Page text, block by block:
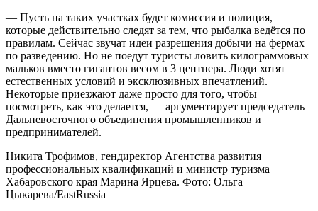
— Пусть на таких участках будет комиссия и полиция,
которые действительно следят за тем, что рыбалка ведётся по
правилам. Сейчас звучат идеи разрешения добычи на фермах
по разведению. Но не поедут туристы ловить килограммовых
мальков вместо гигантов весом в 3 центнера. Люди хотят
естественных условий и эксклюзивных впечатлений.
Некоторые приезжают даже просто для того, чтобы
посмотреть, как это делается, — аргументирует председатель
Дальневосточного объединения промышленников и
предпринимателей.
Никита Трофимов, гендиректор Агентства развития
профессиональных квалификаций и министр туризма
Хабаровского края Марина Ярцева. Фото: Ольга
Цыкарева/EastRussia